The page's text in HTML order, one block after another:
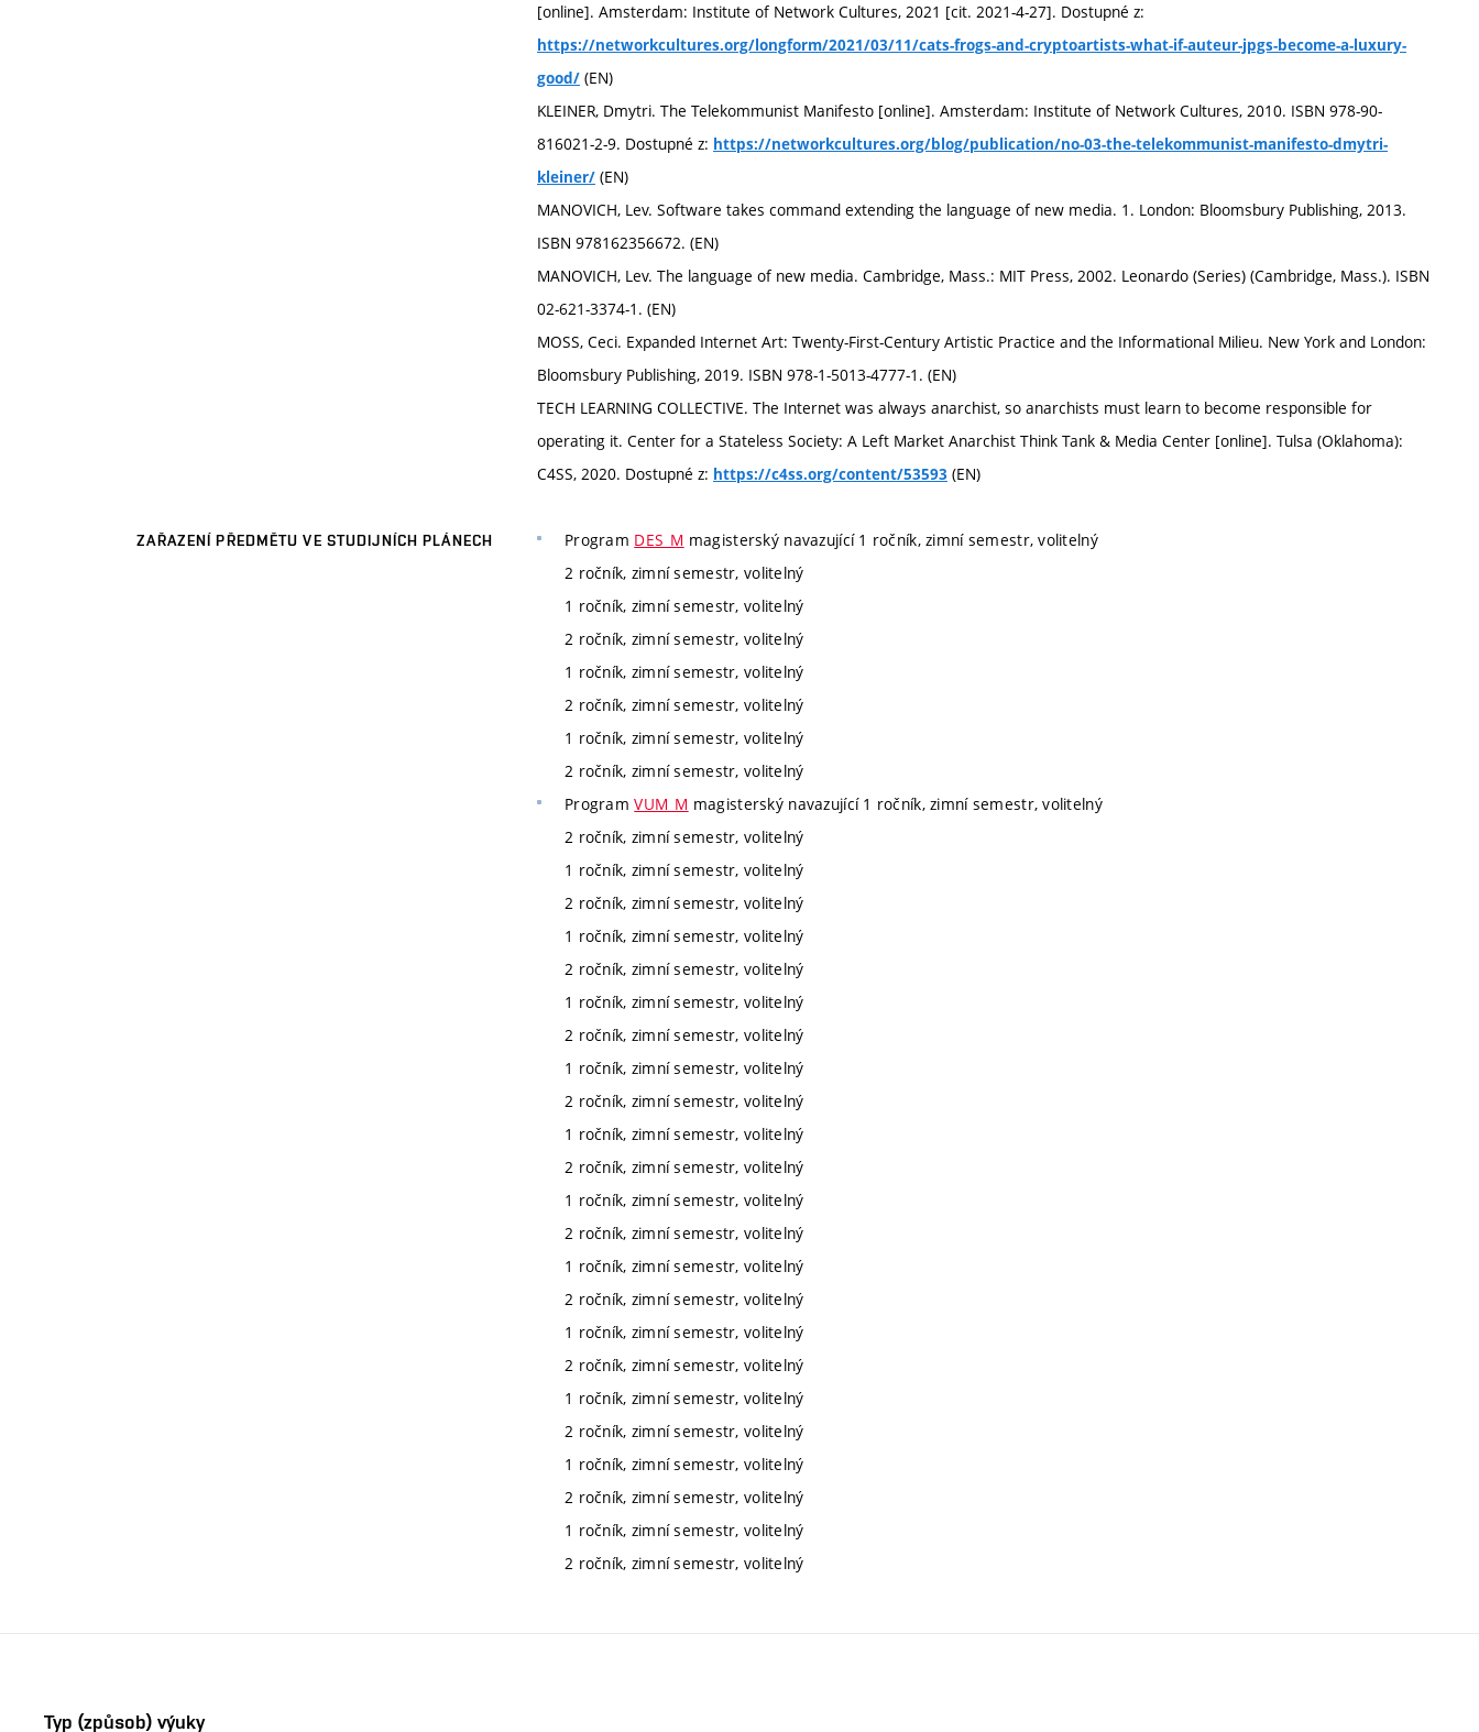
[online]. Amsterdam: Institute of Network Cultures, 2021 [cit. 2021-4-27]. Dostupné z:
https://networkcultures.org/longform/2021/03/11/cats-frogs-and-cryptoartists-what-if-auteur-jpgs-become-a-luxury-
good/ (EN)
KLEINER, Dmytri. The Telekommunist Manifesto [online]. Amsterdam: Institute of Network Cultures, 2010. ISBN 978-90-
816021-2-9. Dostupné z: https://networkcultures.org/blog/publication/no-03-the-telekommunist-manifesto-dmytri-
kleiner/ (EN)
MANOVICH, Lev. Software takes command extending the language of new media. 1. London: Bloomsbury Publishing, 2013.
ISBN 978162356672. (EN)
MANOVICH, Lev. The language of new media. Cambridge, Mass.: MIT Press, 2002. Leonardo (Series) (Cambridge, Mass.). ISBN
02-621-3374-1. (EN)
MOSS, Ceci. Expanded Internet Art: Twenty-First-Century Artistic Practice and the Informational Milieu. New York and London:
Bloomsbury Publishing, 2019. ISBN 978-1-5013-4777-1. (EN)
TECH LEARNING COLLECTIVE. The Internet was always anarchist, so anarchists must learn to become responsible for
operating it. Center for a Stateless Society: A Left Market Anarchist Think Tank & Media Center [online]. Tulsa (Oklahoma):
C4SS, 2020. Dostupné z: https://c4ss.org/content/53593 (EN)
ZAŘAZENÍ PŘEDMĚTU VE STUDIJNÍCH PLÁNECH Program DES_M magisterský navazující 1 ročník, zimní semestr, volitelný
2 ročník, zimní semestr, volitelný
1 ročník, zimní semestr, volitelný
2 ročník, zimní semestr, volitelný
1 ročník, zimní semestr, volitelný
2 ročník, zimní semestr, volitelný
1 ročník, zimní semestr, volitelný
2 ročník, zimní semestr, volitelný
ProgramVUM_M magisterský navazující 1 ročník, zimní semestr, volitelný
2 ročník, zimní semestr, volitelný
1 ročník, zimní semestr, volitelný
2 ročník, zimní semestr, volitelný
1 ročník, zimní semestr, volitelný
2 ročník, zimní semestr, volitelný
1 ročník, zimní semestr, volitelný
2 ročník, zimní semestr, volitelný
1 ročník, zimní semestr, volitelný
2 ročník, zimní semestr, volitelný
1 ročník, zimní semestr, volitelný
2 ročník, zimní semestr, volitelný
1 ročník, zimní semestr, volitelný
2 ročník, zimní semestr, volitelný
1 ročník, zimní semestr, volitelný
2 ročník, zimní semestr, volitelný
1 ročník, zimní semestr, volitelný
2 ročník, zimní semestr, volitelný
1 ročník, zimní semestr, volitelný
2 ročník, zimní semestr, volitelný
1 ročník, zimní semestr, volitelný
2 ročník, zimní semestr, volitelný
1 ročník, zimní semestr, volitelný
2 ročník, zimní semestr, volitelný
Typ (způsob) výuky